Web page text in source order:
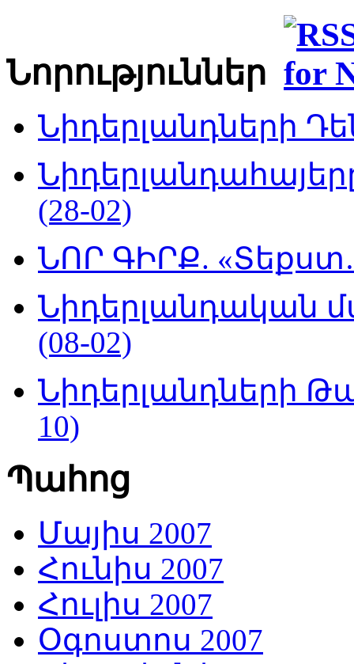
Նորություններ
Նիդերլանդների
(28-02)
ՆՈՐ ԳԻՐՔ.
Նիդերլանդական
(08-02)
Նիդերլանդների
10)
Պահոց
Մայիս 2007
Հունիս 2007
Հուլիս 2007
Օգոստոս 2007